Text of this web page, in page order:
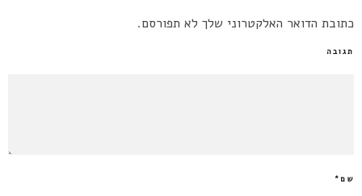
כתובת הדואר האלקטרוני שלך לא תפורסם.
תגובה
שם*